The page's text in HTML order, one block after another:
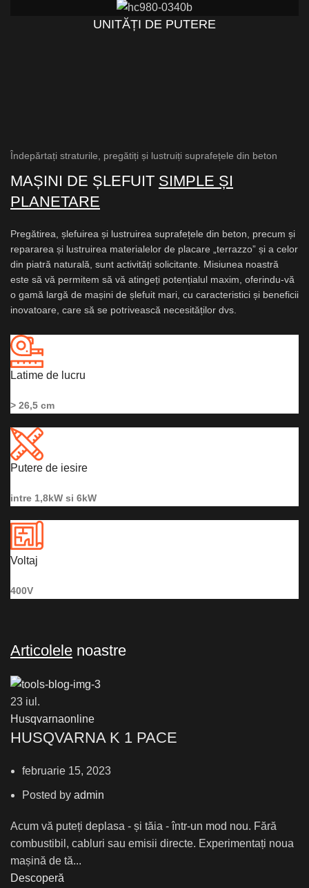
UNITĂȚI DE PUTERE
Îndepărtați straturile, pregătiți și lustruiți suprafețele din beton
MAȘINI DE ȘLEFUIT SIMPLE ȘI
PLANETARE
Pregătirea, șlefuirea și lustruirea suprafețele din beton, precum și
repararea și lustruirea materialelor de placare „terrazzo” și a celor
din piatră naturală, sunt activități solicitante. Misiunea noastră
este să vă permitem să vă atingeți potențialul maxim, oferindu-vă
o gamă largă de mașini de șlefuit mari, cu caracteristici și beneficii
inovatoare, care să se potrivească necesităților dvs.
Latime de lucru
> 26,5 cm
Putere de iesire
intre 1,8kW si 6kW
Voltaj
400V
Articolele noastre
23 iul.
Husqvarnaonline
HUSQVARNA K 1 PACE
februarie 15, 2023
Posted by admin
Acum vă puteți deplasa - și tăia - într-un mod nou. Fără
combustibil, cabluri sau emisii directe. Experimentați noua
mașină de tă...
Descoperă